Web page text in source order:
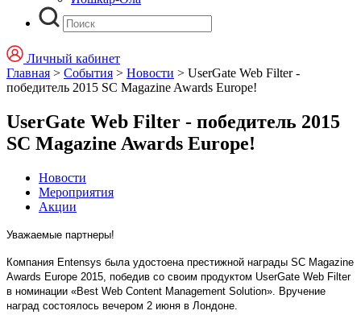
Личный кабинет
Главная > События > Новости > UserGate Web Filter -
победитель 2015 SC Magazine Awards Europe!
UserGate Web Filter - победитель 2015
SC Magazine Awards Europe!
Новости
Мероприятия
Акции
Уважаемые партнеры!
Компания Entensys была удостоена престижной награды SC Magazine
Awards Europe 2015, победив со своим продуктом UserGate Web Filter
в номинации «Best Web Content Management Solution». Вручение
наград состоялось вечером 2 июня в Лондоне.